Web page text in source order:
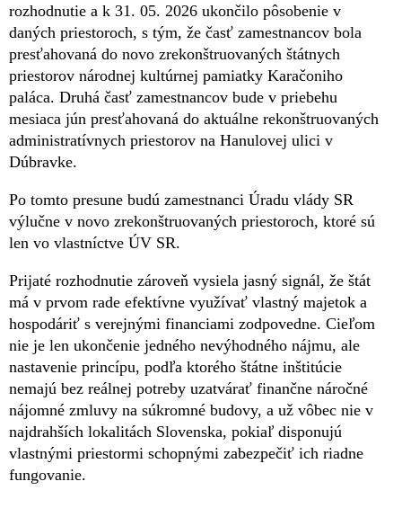
rozhodnutie a k 31. 05. 2026 ukončilo pôsobenie v
daných priestoroch, s tým, že časť zamestnancov bola
presťahovaná do novo zrekonštruovaných štátnych
priestorov národnej kultúrnej pamiatky Karačoniho
paláca. Druhá časť zamestnancov bude v priebehu
mesiaca jún presťahovaná do aktuálne rekonštruovaných
administratívnych priestorov na Hanulovej ulici v
Dúbravke.
Po tomto presune budú zamestnanci Úradu vlády SR
výlučne v novo zrekonštruovaných priestoroch, ktoré sú
len vo vlastníctve ÚV SR.
Prijaté rozhodnutie zároveň vysiela jasný signál, že štát
má v prvom rade efektívne využívať vlastný majetok a
hospodáriť s verejnými financiami zodpovedne. Cieľom
nie je len ukončenie jedného nevýhodného nájmu, ale
nastavenie princípu, podľa ktorého štátne inštitúcie
nemajú bez reálnej potreby uzatvárať finančne náročné
nájomné zmluvy na súkromné budovy, a už vôbec nie v
najdrahších lokalitách Slovenska, pokiaľ disponujú
vlastnými priestormi schopnými zabezpečiť ich riadne
fungovanie.